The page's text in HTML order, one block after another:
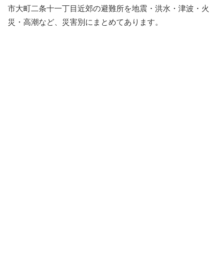
市大町二条十一丁目近郊の避難所を地震・洪水・津波・火
災・高潮など、災害別にまとめてあります。